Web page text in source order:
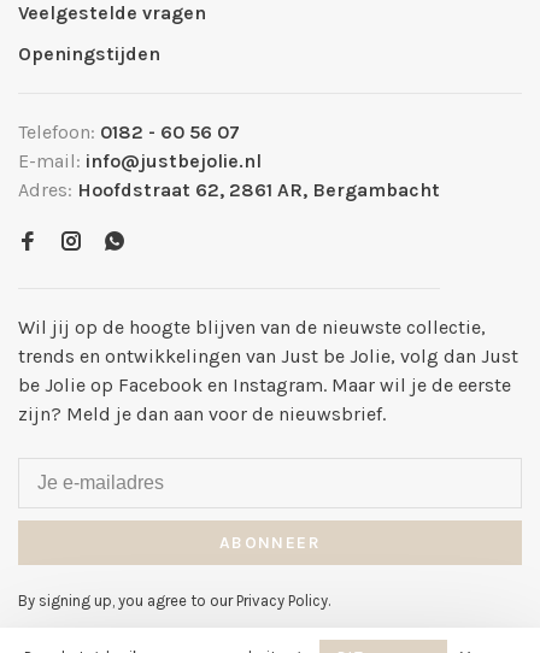
Veelgestelde vragen
Openingstijden
Telefoon: 0182 - 60 56 07
E-mail: info@justbejolie.nl
Adres: Hoofdstraat 62, 2861 AR, Bergambacht
Wil jij op de hoogte blijven van de nieuwste collectie,
trends en ontwikkelingen van Just be Jolie, volg dan Just
be Jolie op Facebook en Instagram. Maar wil je de eerste
zijn? Meld je dan aan voor de nieuwsbrief.
ABONNEER
By signing up, you agree to our Privacy Policy.